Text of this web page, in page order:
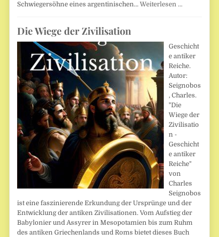
Schwiegersöhne eines argentinischen…Weiterlesen …
Die Wiege der Zivilisation
Geschicht
e antiker
Reiche.
Autor:
Seignobos
, Charles.
"Die
Wiege der
Zivilisatio
n -
Geschicht
e antiker
Reiche"
von
Charles
Seignobos
ist eine faszinierende Erkundung der Ursprünge und der
Entwicklung der antiken Zivilisationen. Vom Aufstieg der
Babylonier und Assyrer in Mesopotamien bis zum Ruhm
des antiken Griechenlands und Roms bietet dieses Buch